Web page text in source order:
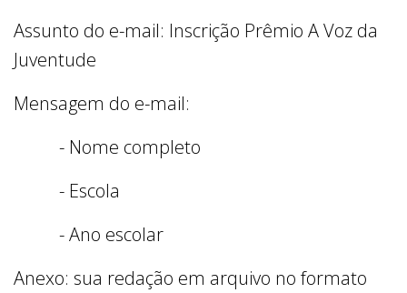
Assunto do e-mail: Inscrição Prêmio A Voz da
Juventude
Mensagem do e-mail:
- Nome completo
- Escola
- Ano escolar
Anexo: sua redação em arquivo no formato